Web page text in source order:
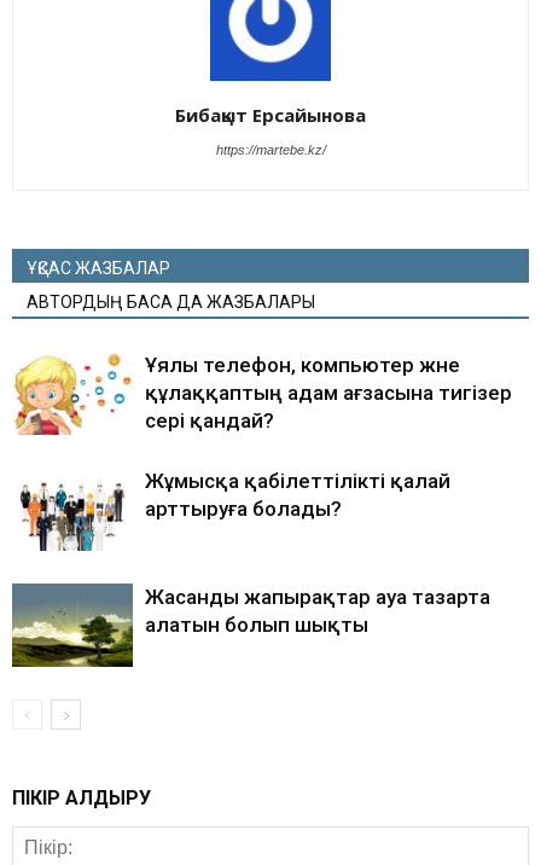
Бибақыт Ерсайынова
https://martebe.kz/
ҰҚСАС ЖАЗБАЛАР
АВТОРДЫҢ БАСҚА ДА ЖАЗБАЛАРЫ
Ұялы телефон, компьютер және
құлаққаптың адам ағзасына тигізер
әсері қандай?
Жұмысқа қабілеттілікті қалай
арттыруға болады?
Жасанды жапырақтар ауа тазарта
алатын болып шықты
ПІКІР ҚАЛДЫРУ